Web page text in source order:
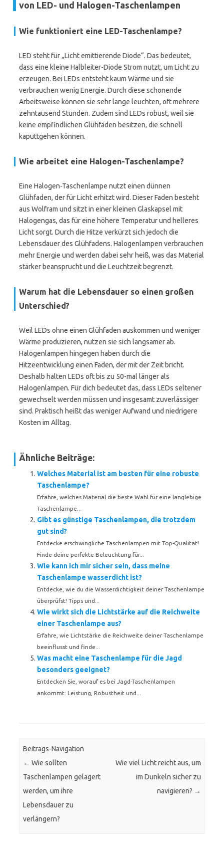
von LED- und Halogen-Taschenlampen
Wie funktioniert eine LED-Taschenlampe?
LED steht für „Licht emittierende Diode“. Das bedeutet,
dass eine kleine Halbleiter-Diode Strom nutzt, um Licht zu
erzeugen. Bei LEDs entsteht kaum Wärme und sie
verbrauchen wenig Energie. Durch diese schonende
Arbeitsweise können sie sehr lange leuchten, oft mehrere
zehntausend Stunden. Zudem sind LEDs robust, weil sie
keine empfindlichen Glühfäden besitzen, die schnell
kaputtgehen können.
Wie arbeitet eine Halogen-Taschenlampe?
Eine Halogen-Taschenlampe nutzt einen dünnen
Glühfaden, der für Licht erhitzt wird. Dieser Faden besteht
aus Wolfram und sitzt in einer kleinen Glaskapsel mit
Halogengas, das für eine höhere Temperatur und helleres
Licht sorgt. Durch die Hitze verkürzt sich jedoch die
Lebensdauer des Glühfadens. Halogenlampen verbrauchen
mehr Energie und werden dabei sehr heiß, was das Material
stärker beansprucht und die Leuchtzeit begrenzt.
Warum hat die Lebensdauer so einen großen
Unterschied?
Weil LEDs ohne einen Glühfaden auskommen und weniger
Wärme produzieren, nutzen sie sich langsamer ab.
Halogenlampen hingegen haben durch die
Hitzeentwicklung einen Faden, der mit der Zeit bricht.
Deshalb halten LEDs oft bis zu 50-mal länger als
Halogenlampen. Für dich bedeutet das, dass LEDs seltener
gewechselt werden müssen und insgesamt zuverlässiger
sind. Praktisch heißt das weniger Aufwand und niedrigere
Kosten im Alltag.
Ähnliche Beiträge:
Welches Material ist am besten für eine robuste
Taschenlampe?
Erfahre, welches Material die beste Wahl für eine langlebige
Taschenlampe...
Gibt es günstige Taschenlampen, die trotzdem
gut sind?
Entdecke erschwingliche Taschenlampen mit Top-Qualität!
Finde deine perfekte Beleuchtung für...
Wie kann ich mir sicher sein, dass meine
Taschenlampe wasserdicht ist?
Entdecke, wie du die Wasserdichtigkeit deiner Taschenlampe
überprüfst! Tipps und...
Wie wirkt sich die Lichtstärke auf die Reichweite
einer Taschenlampe aus?
Erfahre, wie Lichtstärke die Reichweite deiner Taschenlampe
beeinflusst und finde...
Was macht eine Taschenlampe für die Jagd
besonders geeignet?
Entdecken Sie, worauf es bei Jagd-Taschenlampen
ankommt: Leistung, Robustheit und...
Beitrags-Navigation
← Wie sollten
Taschenlampen gelagert
werden, um ihre
Lebensdauer zu
verlängern?
Wie viel Licht reicht aus, um
im Dunkeln sicher zu
navigieren? →